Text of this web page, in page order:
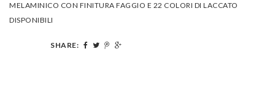
MELAMINICO CON FINITURA FAGGIO E 22 COLORI DI LACCATO
DISPONIBILI
SHARE: